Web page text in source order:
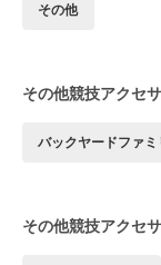
その他
その他競技アクセ
バックヤードファミ
その他競技アクセ